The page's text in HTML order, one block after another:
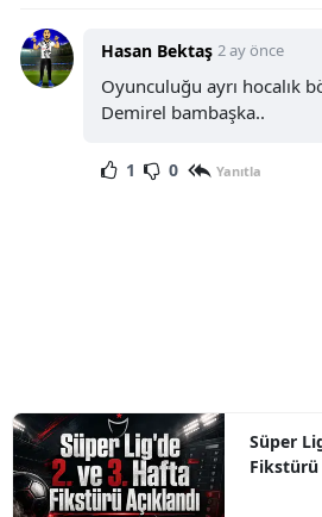
Hasan Bektaş 2 ay önce
Oyunculuğu ayrı hocalık
Demirel bambaşka..
1 0 Yanıtla
Süper
Fikstürü